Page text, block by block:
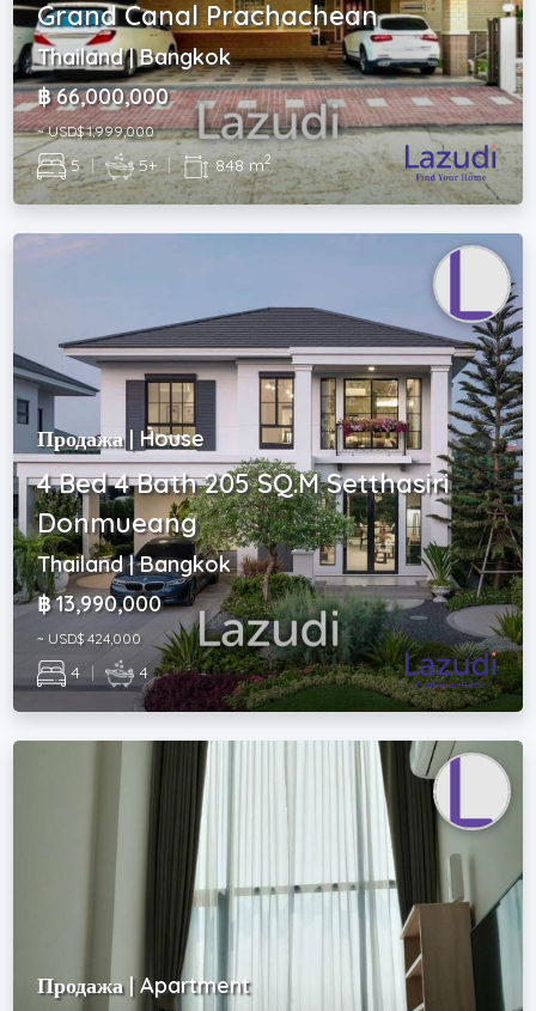
Grand Canal Prachachean
Thailand | Bangkok
฿ 66,000,000
~ USD$ 1,999,000
5 | 5+ | 848 m2
Продажа | House
4 Bed 4 Bath 205 SQ.M Setthasiri
Donmueang
Thailand | Bangkok
฿ 13,990,000
~ USD$ 424,000
4 | 4
Продажа | Apartment